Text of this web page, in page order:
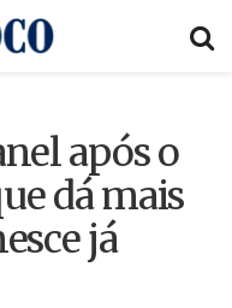
após o
dá mais
já